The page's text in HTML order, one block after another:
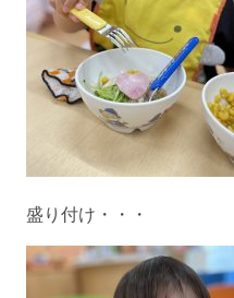
盛り付け・・・